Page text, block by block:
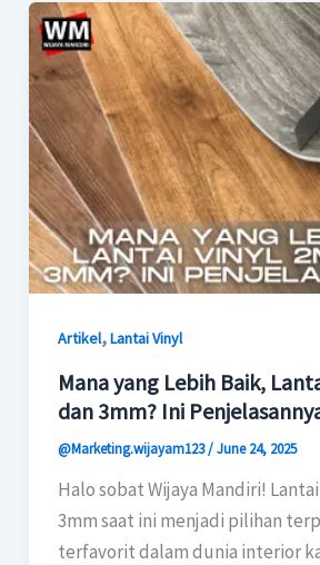
Artikel,Lantai Vinyl
Mana yang Lebih Baik,
dan 3mm? Ini
@Marketing.wijayam123/June 24, 2025
Halo sobat Wijaya Mandiri!
3mm saat ini menjadi pilihan
terfavorit dalam dunia interior